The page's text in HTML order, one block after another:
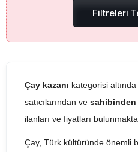
Filtreleri
Çay kazanı kategorisi
satıcılarından ve sahibinden
ilanları ve fiyatları
Çay, Türk kültüründe önemli